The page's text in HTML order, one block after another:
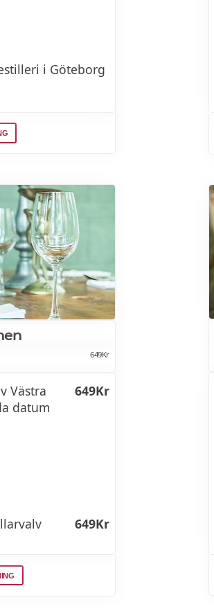
i Göteborg
649Kr
Västra
datum
649Kr
649Kr